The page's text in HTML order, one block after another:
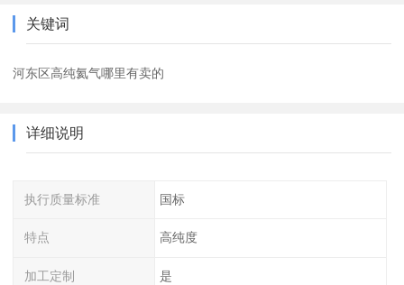
关键词
河东区高纯氦气哪里有卖的
详细说明
执行质量标准 国标
特点 高纯度
加工定制 是